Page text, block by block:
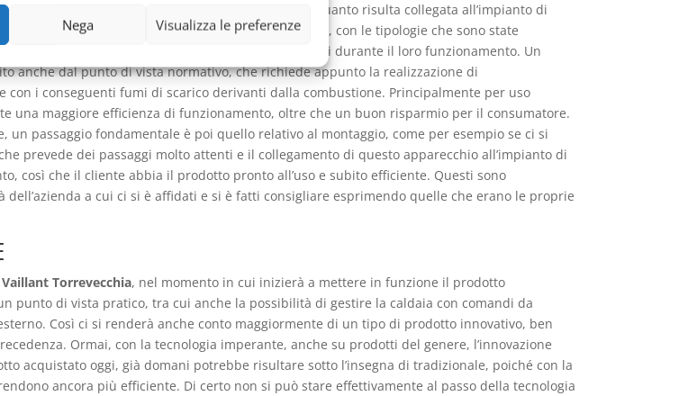
Nega Visualizza le preferenze
la possibilità di riscaldare la propria abitazione, in quanto risulta collegata all’impianto di
appunto ha dei consumi e che nel corso del tempo, con le tipologie che sono state
e allo stesso tempo consentire dei consumi ridotti durante il loro funzionamento. Un
anche dal punto di vista normativo, che richiede appunto la realizzazione di
i conseguenti fumi di scarico derivanti dalla combustione. Principalmente per uso
una maggiore efficienza di funzionamento, oltre che un buon risparmio per il consumatore.
passaggio fondamentale è poi quello relativo al montaggio, come per esempio se ci si
prevede dei passaggi molto attenti e il collegamento di questo apparecchio all’impianto di
così che il cliente abbia il prodotto pronto all’uso e subito efficiente. Questi sono
a cui ci si è affidati e si è fatti consigliare esprimendo quelle che erano le proprie
Torrevecchia, nel momento in cui inizierà a mettere in funzione il prodotto
punto di vista pratico, tra cui anche la possibilità di gestire la caldaia con comandi da
Così ci si renderà anche conto maggiormente di un tipo di prodotto innovativo, ben
Ormai, con la tecnologia imperante, anche su prodotti del genere, l’innovazione
acquistato oggi, già domani potrebbe risultare sotto l’insegna di tradizionale, poiché con la
ancora più efficiente. Di certo non si può stare effettivamente al passo della tecnologia